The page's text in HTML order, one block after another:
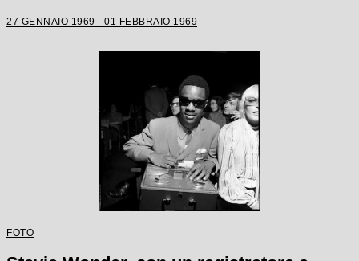
27 GENNAIO 1969 - 01 FEBBRAIO 1969
FOTO